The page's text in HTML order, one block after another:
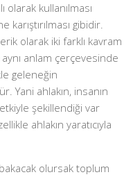
olarak kullanılması
gibidir.
olarak iki farklı kavram
anlam çerçevesinde
geleneğin
Yani ahlakın, insanın
şekillendiği var
ahlakın yaratıcıyla
olursak toplum